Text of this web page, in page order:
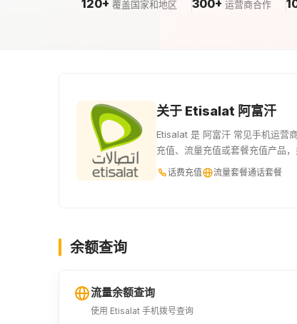
120+ 覆盖国家和地区 300+ 运营商合作
关于 Etisalat 阿富汗
Etisalat 是 阿富汗 常见手机运营
充值、流量充值或套餐充值产品
话费充值 流量套餐通话套餐
余额查询
流量余额查询
使用 Etisalat 手机拨号查询